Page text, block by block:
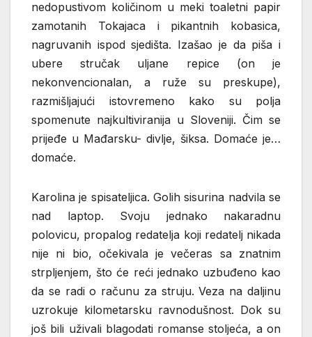
nedopustivom količinom u meki toaletni papir
zamotanih Tokajaca i pikantnih kobasica,
nagruvanih ispod sjedišta. Izašao je da piša i
ubere stručak uljane repice (on je
nekonvencionalan, a ruže su preskupe),
razmišljajući istovremeno kako su polja
spomenute najkultiviranija u Sloveniji. Čim se
prijeđe u Mađarsku- divlje, šiksa. Domaće je…
domaće.
Karolina je spisateljica. Golih sisurina nadvila se
nad laptop. Svoju jednako nakaradnu
polovicu, propalog redatelja koji redatelj nikada
nije ni bio, očekivala je večeras sa znatnim
strpljenjem, što će reći jednako uzbuđeno kao
da se radi o računu za struju. Veza na daljinu
uzrokuje kilometarsku ravnodušnost. Dok su
još bili uživali blagodati romanse stoljeća, a on